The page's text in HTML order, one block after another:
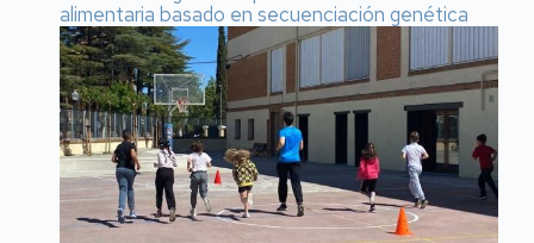
alimentaria basado en secuenciación genética